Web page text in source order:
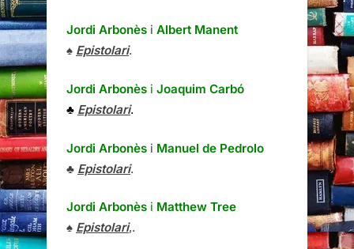
Jordi Arbonès i Albert Manent
♠ Epistolari.
Jordi Arbonès i Joaquim Carbó
♣ Epistolari.
Jordi Arbonès i Manuel de Pedrolo
♣ Epistolari.
Jordi Arbonès i Matthew Tree
♠ Epistolari,.